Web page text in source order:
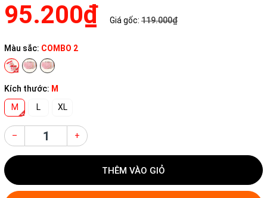
95.200₫ Giá gốc: 119.000₫
Màu sắc: COMBO 2
Kích thước: M
M
L XL
– +
THÊM VÀO GIỎ